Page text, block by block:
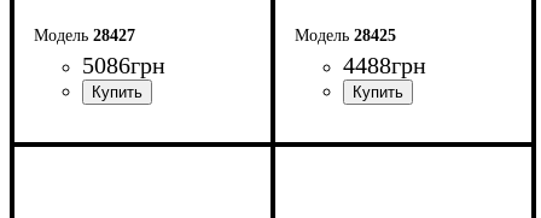
28427
5086грн
Ширина: 83,4 см
28425
4488грн
Ширина: 83,4 см